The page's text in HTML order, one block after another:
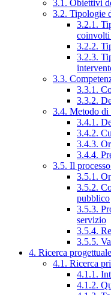
3.1. Obiettivi
3.2. Tipologie
3.2.1.
coinvolti
3.2.2.
3.2.3.
3.3.
3.3.1.
3.3.2.
3.4. Metodo di
3.4.1.
3.4.2.
3.4.3.
3.4.4.
3.5. Il
3.5.1.
3.5.2.
pubblico
3.5.3.
servizio
3.5.4.
3.5.5.
4. Ricerca progettuale
4.1. Ricerca
4.1.1.
4.1.2.